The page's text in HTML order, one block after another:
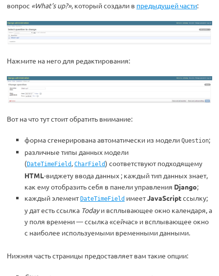
вопрос «What’s up?», который создали в предыдущей части:
Нажмите на него для редактирования:
Вот на что тут стоит обратить внимание:
форма сгенерирована автоматически из модели Question;
различные типы данных модели
(DateTimeField CharField) соответствуют подходящему
HTML -виджету ввода данных ; каждый тип данных знает,
как ему отобразить себя в панели управления Django;
каждый элементDateTimeField имеетJavaScriptссылку;
у дат есть ссылка Todayи всплывающее окно календаря, а
у поля времени — ссылка «сейчас» и всплывающее окно
с наиболее используемыми временными данными.
Нижняя часть страницы предоставляет вам такие опции: